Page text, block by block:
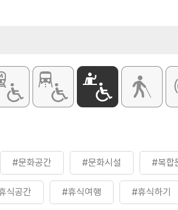
#문화공간 #문화시설 #복합
식공간 #휴식여행 #휴식하기